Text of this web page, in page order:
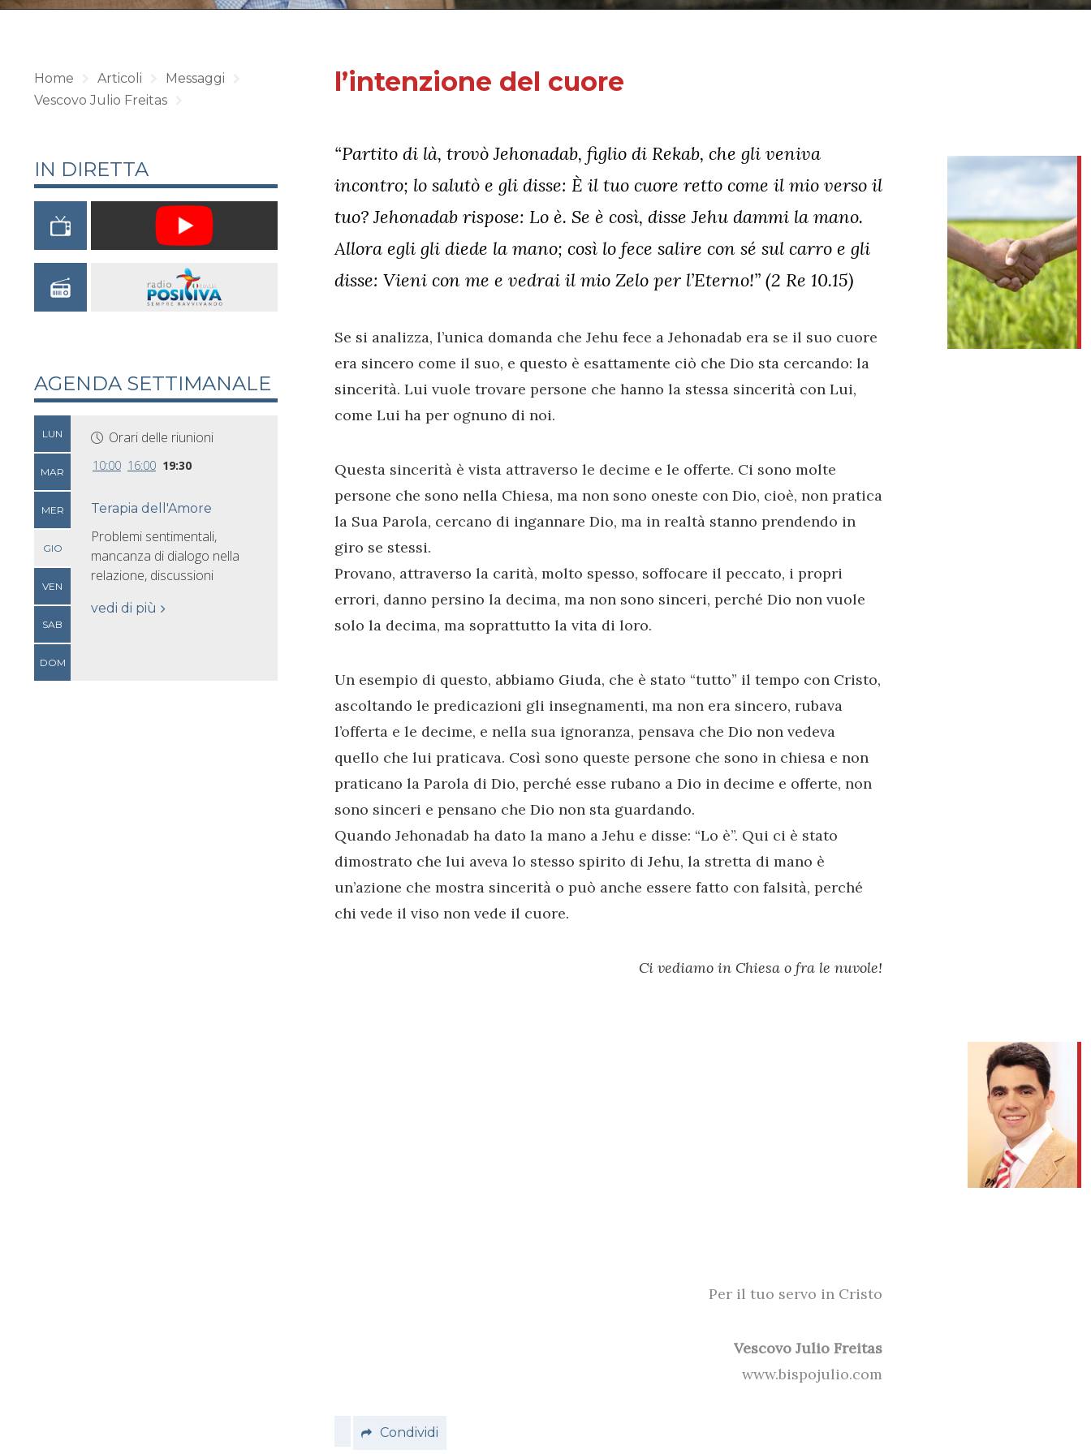
l’intenzione del cuore
“Partito di là, trovò Jehonadab, figlio di Rekab, che gli veniva
incontro; lo salutò e gli disse: È il tuo cuore retto come il mio verso il
tuo? Jehonadab rispose: Lo è. Se è così, disse Jehu dammi la mano.
Allora egli gli diede la mano; così lo fece salire con sé sul carro e gli
disse: Vieni con me e vedrai il mio Zelo per l’Eterno!” (2 Re 10.15)
Se si analizza, l’unica domanda che Jehu fece a Jehonadab era se il suo cuore
era sincero come il suo, e questo è esattamente ciò che Dio sta cercando: la
sincerità. Lui vuole trovare persone che hanno la stessa sincerità con Lui,
come Lui ha per ognuno di noi.
Questa sincerità è vista attraverso le decime e le offerte. Ci sono molte
persone che sono nella Chiesa, ma non sono oneste con Dio, cioè, non pratica
la Sua Parola, cercano di ingannare Dio, ma in realtà stanno prendendo in
giro se stessi.
Provano, attraverso la carità, molto spesso, soffocare il peccato, i propri
errori, danno persino la decima, ma non sono sinceri, perché Dio non vuole
solo la decima, ma soprattutto la vita di loro.
Un esempio di questo, abbiamo Giuda, che è stato “tutto” il tempo con Cristo,
ascoltando le predicazioni gli insegnamenti, ma non era sincero, rubava
l’offerta e le decime, e nella sua ignoranza, pensava che Dio non vedeva
quello che lui praticava. Così sono queste persone che sono in chiesa e non
praticano la Parola di Dio, perché esse rubano a Dio in decime e offerte, non
sono sinceri e pensano che Dio non sta guardando.
Quando Jehonadab ha dato la mano a Jehu e disse: “Lo è”. Qui ci è stato
dimostrato che lui aveva lo stesso spirito di Jehu, la stretta di mano è
un’azione che mostra sincerità o può anche essere fatto con falsità, perché
chi vede il viso non vede il cuore.
Ci vediamo in Chiesa o fra le nuvole!
Per il tuo servo in Cristo
Vescovo Julio Freitas
www.bispojulio.com
Condividi
Home Articoli
Messaggi
Vescovo Julio Freitas
IN DIRETTA
AGENDA SETTIMANALE
LUN
MAR
MER
GIO
VEN
SAB
DOM
Orari delle riunioni
10:00 16:00 19:30
Terapia dell'Amore
Problemi sentimentali,
mancanza di dialogo nella
relazione, discussioni
vedi di più